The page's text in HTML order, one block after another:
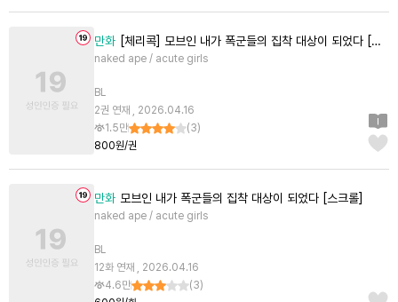
만화 [체리콕] 모브인 내가 폭군들의 집착 대상이 되었다 [단행본]
naked ape / acute girls
BL
2권 연재 , 2026.04.16
1.5만
(3)
800원/권
만화 모브인 내가 폭군들의 집착 대상이 되었다 [스크롤]
naked ape / acute girls
BL
12화 연재 , 2026.04.16
4.6만
(3)